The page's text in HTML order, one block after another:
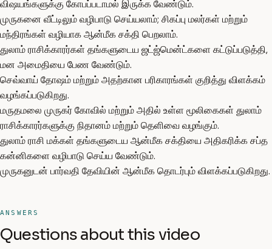
விஷயங்களுக்கு கோபப்படாமல் இருக்க வேண்டும்.
முருகனை வீட்டிலும் வழிபாடு செய்யலாம்; சிகப்பு மலர்கள் மற்றும்
மந்திரங்கள் வழியாக ஆன்மீக சக்தி பெறலாம்.
துலாம் ராசிக்காரர்கள் தங்களுடைய ஜட்ஜ்மென்ட்களை கட்டுப்படுத்தி,
மன அமைதியை பேண வேண்டும்.
செவ்வாய் தோஷம் மற்றும் அதற்கான பரிகாரங்கள் குறித்து விளக்கம்
வழங்கப்படுகிறது.
மருதமலை முருகர் கோவில் மற்றும் அதில் உள்ள மூலிகைகள் துலாம்
ராசிக்காரர்களுக்கு நிதானம் மற்றும் தெளிவை வழங்கும்.
துலாம் ராசி மக்கள் தங்களுடைய ஆன்மீக சக்தியை அதிகரிக்க சப்த
கன்னிகளை வழிபாடு செய்ய வேண்டும்.
முருகனுடன் பார்வதி தேவியின் ஆன்மீக தொடர்பும் விளக்கப்படுகிறது.
ANSWERS
Questions about this video